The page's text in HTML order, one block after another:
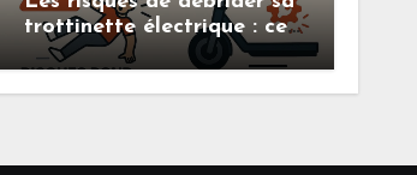
trottinette électrique : ce
que vous devez savoir